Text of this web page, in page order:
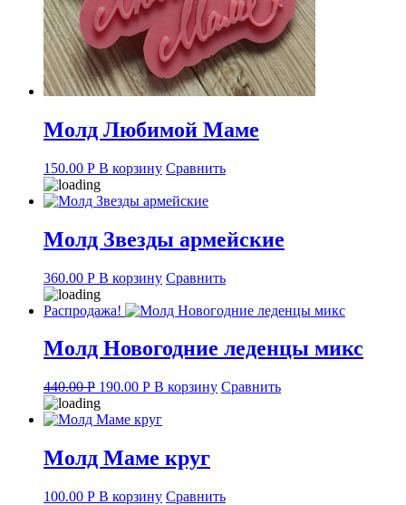
Молд Любимой Маме
150.00 Р В корзину Сравнить
Молд Звезды армейские
360.00 Р В корзину Сравнить
Распродажа!
Молд Новогодние леденцы микс
440.00Р Original
price
was:
190.00 РCurrent
is:
В корзину Сравнить
Молд Маме круг
100.00 Р В корзину Сравнить